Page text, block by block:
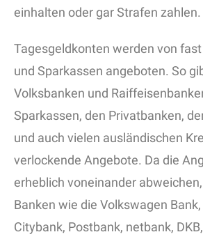
einhalten oder gar Strafen zahlen.
Tagesgeldkonten werden von
und Sparkassen angeboten. So
Volksbanken und
Sparkassen, den Privatbanken,
und auch vielen ausländischen
verlockende Angebote. Da die
erheblich voneinander
Banken wie die Volkswagen
Citybank, Postbank, netbank,